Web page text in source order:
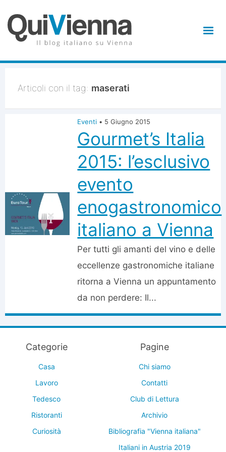
Articoli con il tag: maserati
Eventi • 5 Giugno 2015
Gourmet’s Italia
2015: l’esclusivo
evento
enogastronomico
italiano a Vienna
Per tutti gli amanti del vino e delle
eccellenze gastronomiche italiane
ritorna a Vienna un appuntamento
da non perdere: Il...
Categorie
Casa
Lavoro
Tedesco
Ristoranti
Curiosità
Pagine
Chi siamo
Contatti
Club di Lettura
Archivio
Bibliografia "Vienna italiana"
Italiani in Austria 2019